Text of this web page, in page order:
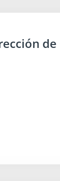
de